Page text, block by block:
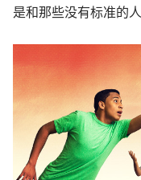
是和那些没有标准的